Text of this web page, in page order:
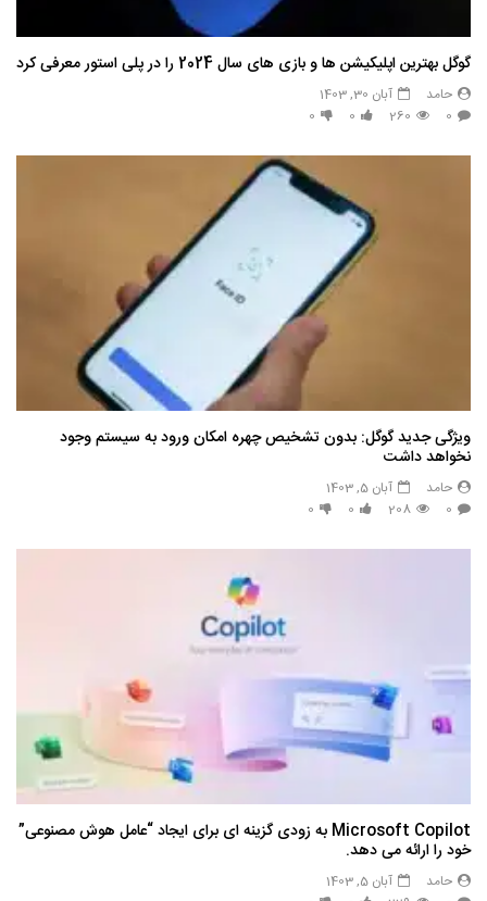
گوگل بهترین اپلیکیشن ها و بازی های سال 2024 را در پلی استور معرفی کرد
حامد
آبان 30, 1403
0
260
0
0
ویژگی جدید گوگل: بدون تشخیص چهره امکان ورود به سیستم وجود
نخواهد داشت
حامد
آبان 5, 1403
0
208
0
0
Microsoft Copilot به زودی گزینه ای برای ایجاد “عامل هوش مصنوعی”
خود را ارائه می دهد.
حامد
آبان 5, 1403